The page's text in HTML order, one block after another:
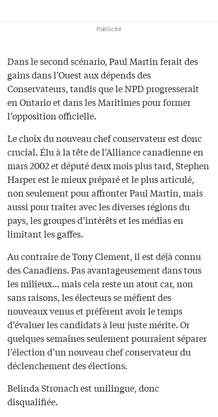
Publicité
Dans le second scénario, Paul Martin ferait des
gains dans l’Ouest aux dépends des
Conservateurs, tandis que le NPD progresserait
en Ontario et dans les Maritimes pour former
l’opposition officielle.
Le choix du nouveau chef conservateur est donc
crucial. Élu à la tête de l’Alliance canadienne en
mars 2002 et député deux mois plus tard, Stephen
Harper est le mieux préparé et le plus articulé,
non seulement pour affronter Paul Martin, mais
aussi pour traiter avec les diverses régions du
pays, les groupes d’intérêts et les médias en
limitant les gaffes.
Au contraire de Tony Clement, il est déjà connu
des Canadiens. Pas avantageusement dans tous
les milieux… mais cela reste un atout car, non
sans raisons, les électeurs se méfient des
nouveaux venus et préfèrent avoir le temps
d’évaluer les candidats à leur juste mérite. Or
quelques semaines seulement pourraient séparer
l’élection d’un nouveau chef conservateur du
déclenchement des élections.
Belinda Stronach est unilingue, donc
disqualifiée.